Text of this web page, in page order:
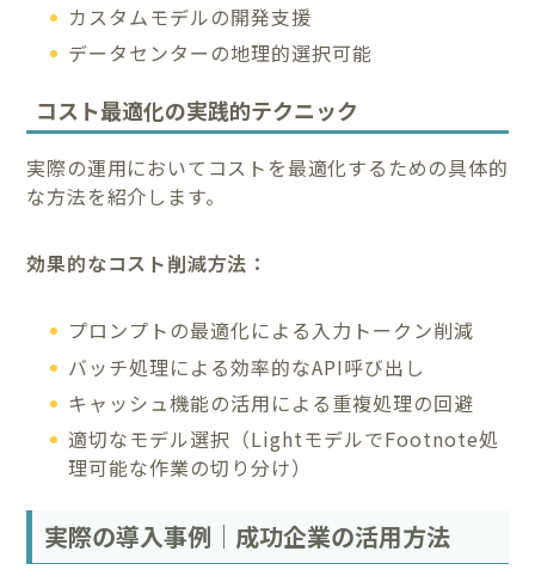
カスタムモデルの開発支援
データセンターの地理的選択可能
コスト最適化の実践的テクニック
実際の運用においてコストを最適化するための具体的
な方法を紹介します。
効果的なコスト削減方法：
プロンプトの最適化による入力トークン削減
バッチ処理による効率的なAPI呼び出し
キャッシュ機能の活用による重複処理の回避
適切なモデル選択（LightモデルでFootnote処
理可能な作業の切り分け）
実際の導入事例｜成功企業の活用方法